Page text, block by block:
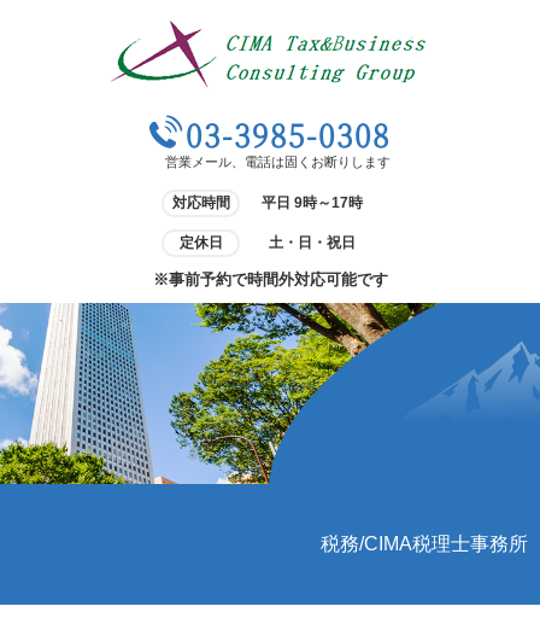
03-3985-0308
営業メール、電話は固くお断りします
対応時間 平日 9時～17時
定休日 土・日・祝日
※事前予約で時間外対応可能です
税務/CIMA税理士事務所